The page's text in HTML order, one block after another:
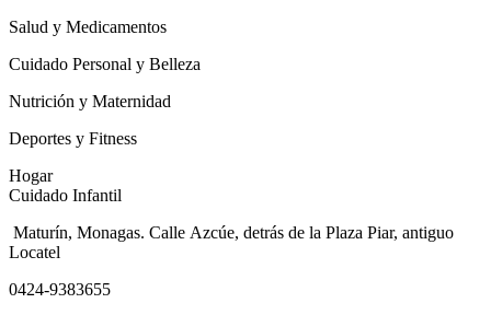
Salud y Medicamentos
Cuidado Personal y Belleza
Nutrición y Maternidad
Deportes y Fitness
Hogar
Cuidado Infantil
Maturín, Monagas. Calle Azcúe, detrás de la Plaza Piar, antiguo
Locatel
0424-9383655